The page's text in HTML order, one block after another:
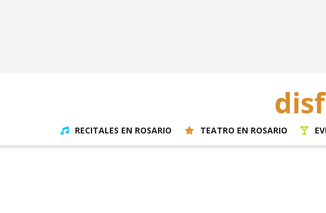
RECITALES EN ROSARIO TEATRO EN ROSARIO